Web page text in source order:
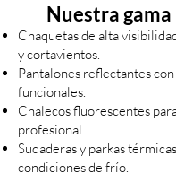
Nuestra
Chaquetas de alta
y cortavientos.
Pantalones reflectantes
funcionales.
Chalecos fluorescentes
profesional.
Sudaderas y parkas
condiciones de frío.